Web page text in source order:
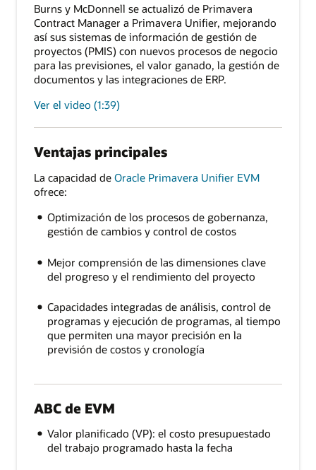
Burns y McDonnell se actualizó de Primavera
Contract Manager a Primavera Unifier, mejorando
así sus sistemas de información de gestión de
proyectos (PMIS) con nuevos procesos de negocio
para las previsiones, el valor ganado, la gestión de
documentos y las integraciones de ERP.
Ver el video (1:39)
Ventajas principales
La capacidad de Oracle Primavera Unifier EVM
ofrece:
Optimización de los procesos de gobernanza,
gestión de cambios y control de costos
Mejor comprensión de las dimensiones clave
del progreso y el rendimiento del proyecto
Capacidades integradas de análisis, control de
programas y ejecución de programas, al tiempo
que permiten una mayor precisión en la
previsión de costos y cronología
ABC de EVM
Valor planificado (VP): el costo presupuestado
del trabajo programado hasta la fecha